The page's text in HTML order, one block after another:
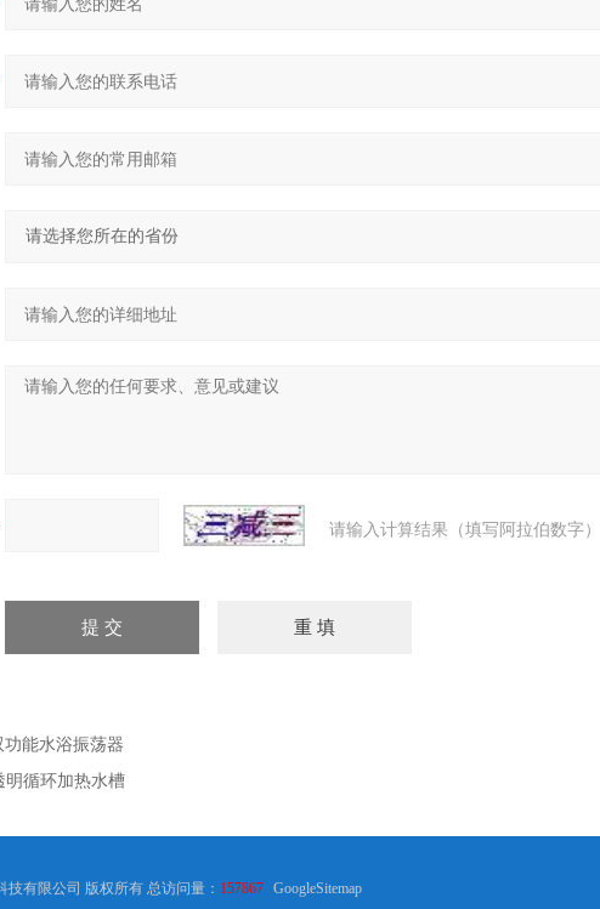
请输入计算结果（填写阿拉伯数字
功能水浴振荡器
循环加热水槽
有限公司 版权所有 总访问量： 157867 GoogleSitemap